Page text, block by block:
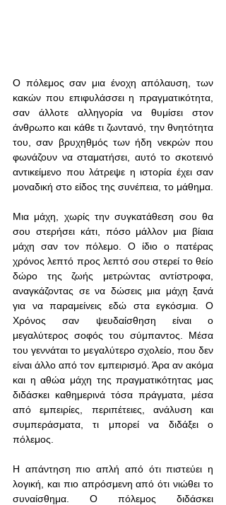
Ο πόλεμος σαν μια ένοχη απόλαυση, των
κακών που επιφυλάσσει η πραγματικότητα,
σαν άλλοτε αλληγορία να θυμίσει στον
άνθρωπο και κάθε τι ζωντανό, την θνητότητα
του, σαν βρυχηθμός των ήδη νεκρών που
φωνάζουν να σταματήσει, αυτό το σκοτεινό
αντικείμενο που λάτρεψε η ιστορία έχει σαν
μοναδική στο είδος της συνέπεια, το μάθημα.
Μια μάχη, χωρίς την συγκατάθεση σου θα
σου στερήσει κάτι, πόσο μάλλον μια βίαια
μάχη σαν τον πόλεμο. Ο ίδιο ο πατέρας
χρόνος λεπτό προς λεπτό σου στερεί το θείο
δώρο της ζωής μετρώντας αντίστροφα,
αναγκάζοντας σε να δώσεις μια μάχη ξανά
για να παραμείνεις εδώ στα εγκόσμια. Ο
Χρόνος σαν ψευδαίσθηση είναι ο
μεγαλύτερος σοφός του σύμπαντος. Μέσα
του γεννάται το μεγαλύτερο σχολείο, που δεν
είναι άλλο από τον εμπειρισμό. Άρα αν ακόμα
και η αθώα μάχη της πραγματικότητας μας
διδάσκει καθημερινά τόσα πράγματα, μέσα
από εμπειρίες, περιπέτειες, ανάλυση και
συμπεράσματα, τι μπορεί να διδάξει ο
πόλεμος.
Η απάντηση πιο απλή από ότι πιστεύει η
λογική, και πιο απρόσμενη από ότι νιώθει το
συναίσθημα. Ο πόλεμος διδάσκει